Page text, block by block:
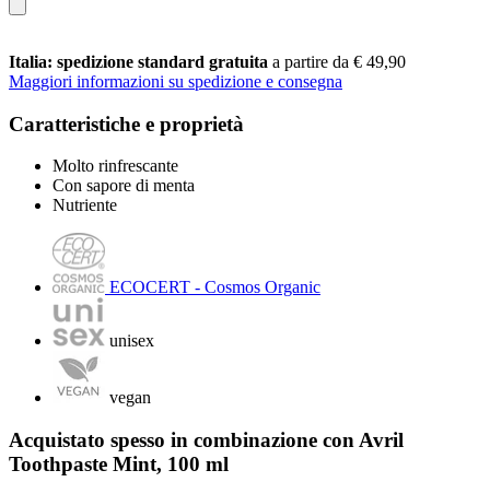
Italia: spedizione standard gratuita a partire da € 49,90
Maggiori informazioni su spedizione e consegna
Caratteristiche e proprietà
Molto rinfrescante
Con sapore di menta
Nutriente
ECOCERT - Cosmos Organic
unisex
vegan
Acquistato spesso in combinazione con Avril
Toothpaste Mint, 100 ml